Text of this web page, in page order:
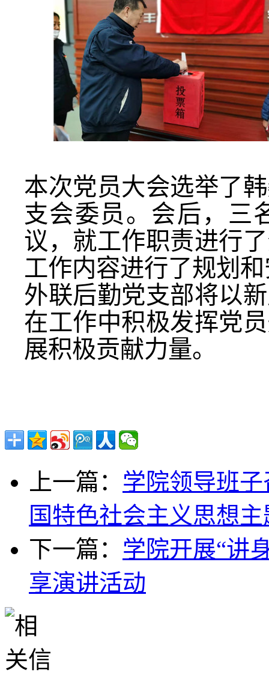
本次党员大会选举了
支会委员。会后，三
议，就工作职责进行
工作内容进行了规划
外联后勤党支部将以
在工作中积极发挥党
展积极贡献力量。
上一篇： 学院领导班
国特色社会主义思想
下一篇： 学院开展“讲
享演讲活动